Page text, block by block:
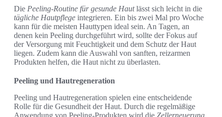
Die Peeling-Routine für gesunde Hautlässt sich leicht in die
tägliche Hautpflege integrieren. Ein bis zwei Mal pro Woche
kann für die meisten Hauttypen ideal sein. An Tagen, an
denen kein Peeling durchgeführt wird, sollte der Fokus auf
der Versorgung mit Feuchtigkeit und dem Schutz der Haut
liegen. Zudem kann die Auswahl von sanften, reizarmen
Produkten helfen, die Haut nicht zu überlasten.
Peeling und Hautregeneration
Peeling und Hautregeneration spielen eine entscheidende
Rolle für die Gesundheit der Haut. Durch die regelmäßige